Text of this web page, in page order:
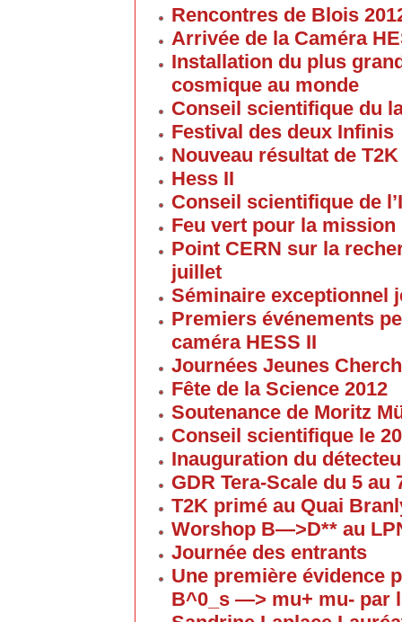
Rencontres de Blois
Arrivée de la Caméra
Installation du plus
cosmique au monde
Conseil scientifique du
Festival des deux Infinis
Nouveau résultat de T2K
Hess II
Conseil scientifique de
Feu vert pour la
Point CERN sur la
juillet
Séminaire exceptionnel
Premiers événements
caméra HESS II
Journées Jeunes
Fête de la Science 2012
Soutenance de Moritz
Conseil scientifique le
Inauguration du
GDR Tera-Scale du 5
T2K primé au Quai
Worshop B—>D** au
Journée des entrants
Une première évidence
B^0_s —> mu+ mu- par